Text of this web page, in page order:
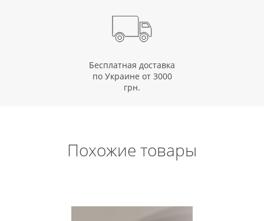
Бесплатная доставка
по Украине от 3000
грн.
Похожие товары